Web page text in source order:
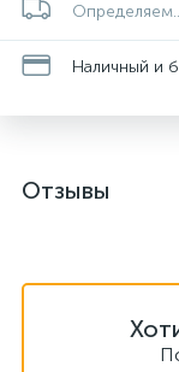
Наличный и
Отзывы